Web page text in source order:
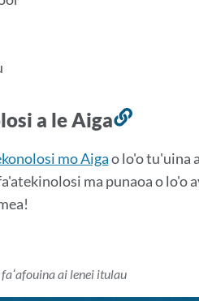
a le Aiga
So'otaga
lenei
vaega
mo Aigao lo'o tu'uina
ma punaoa o lo'o
ai lenei itulau